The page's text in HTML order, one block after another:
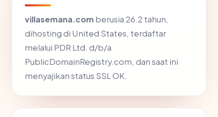
villasemana.com berusia 26.2 tahun,
dihosting di United States, terdaftar
melalui PDR Ltd. d/b/a
PublicDomainRegistry.com, dan saat ini
menyajikan status SSL OK.